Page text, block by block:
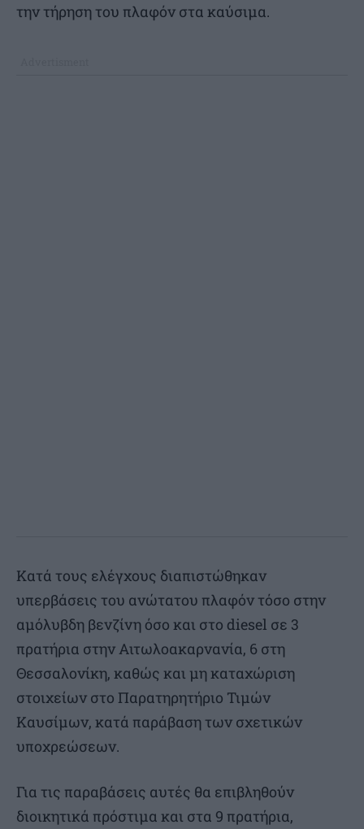
την τήρηση του πλαφόν στα καύσιμα.
Κατά τους ελέγχους διαπιστώθηκαν
υπερβάσεις του ανώτατου πλαφόν τόσο στην
αμόλυβδη βενζίνη όσο και στο diesel σε 3
πρατήρια στην Αιτωλοακαρνανία, 6 στη
Θεσσαλονίκη, καθώς και μη καταχώριση
στοιχείων στο Παρατηρητήριο Τιμών
Καυσίμων, κατά παράβαση των σχετικών
υποχρεώσεων.
Για τις παραβάσεις αυτές θα επιβληθούν
διοικητικά πρόστιμα και στα 9 πρατήρια,